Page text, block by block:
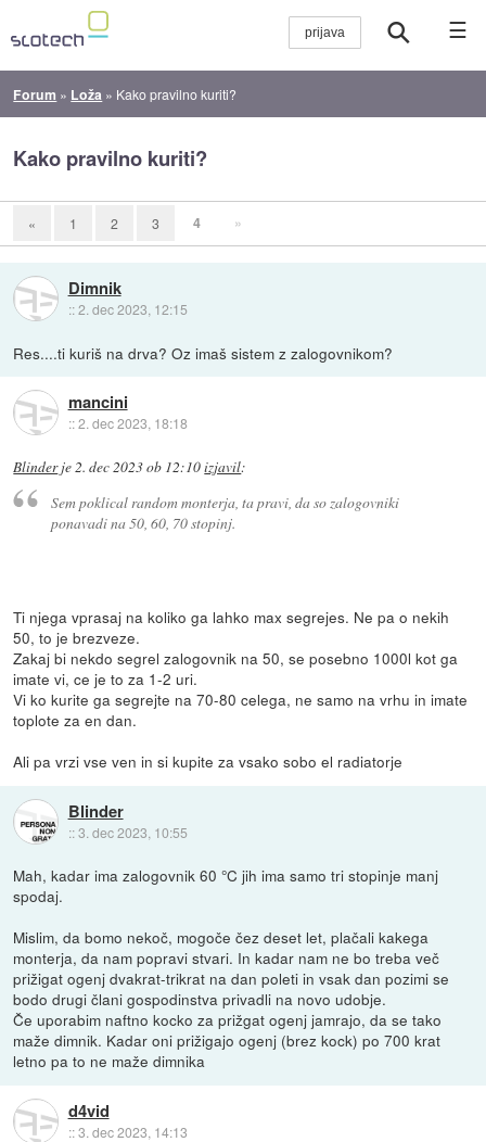
☰
Forum » Loža » Kako pravilno kuriti?
Kako pravilno kuriti?
« 1 2 3 4 »
Dimnik
::2. dec 2023, 12:15
Res....ti kuriš na drva? Oz imaš sistem z zalogovnikom?
mancini
::2. dec 2023, 18:18
Blinderje2. dec 2023 ob 12:10izjavil:
Sem poklical random monterja, ta pravi, da so zalogovniki
ponavadi na 50, 60, 70 stopinj.
Ti njega vprasaj na koliko ga lahko max segrejes. Ne pa o nekih
50, to je brezveze.
Zakaj bi nekdo segrel zalogovnik na 50, se posebno 1000l kot ga
imate vi, ce je to za 1-2 uri.
Vi ko kurite ga segrejte na 70-80 celega, ne samo na vrhu in imate
toplote za en dan.
Ali pa vrzi vse ven in si kupite za vsako sobo el radiatorje
Blinder
::3. dec 2023, 10:55
Mah, kadar ima zalogovnik 60 °C jih ima samo tri stopinje manj
spodaj.
Mislim, da bomo nekoč, mogoče čez deset let, plačali kakega
monterja, da nam popravi stvari. In kadar nam ne bo treba več
prižigat ogenj dvakrat-trikrat na dan poleti in vsak dan pozimi se
bodo drugi člani gospodinstva privadli na novo udobje.
Če uporabim naftno kocko za prižgat ogenj jamrajo, da se tako
maže dimnik. Kadar oni prižigajo ogenj (brez kock) po 700 krat
letno pa to ne maže dimnika
d4vid
::3. dec 2023, 14:13